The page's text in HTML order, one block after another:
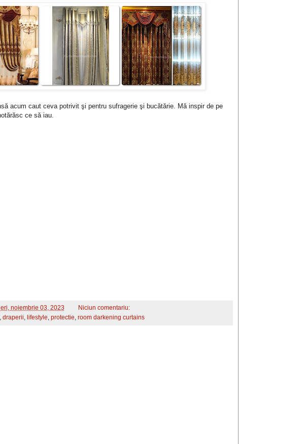
acum caut ceva potrivit şi pentru sufragerie şi bucătărie. Mă inspir de pe
ce să iau.
noiembrie 03, 2023
Niciun comentariu:
draperii, lifestyle, protectie, room darkening curtains